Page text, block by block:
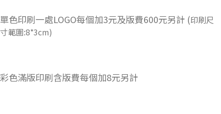
單色印刷一處LOGO每個加3元及版費600元另計 (印刷尺
寸範圍:8*3cm)
彩色滿版印刷含版費每個加8元另計